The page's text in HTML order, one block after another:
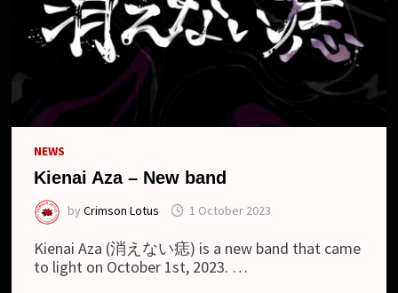
NEWS
Kienai Aza – New band
byCrimson Lotus 1 October 2023
Kienai Aza (消えない痣) is a new band that came
to light on October 1st, 2023. …